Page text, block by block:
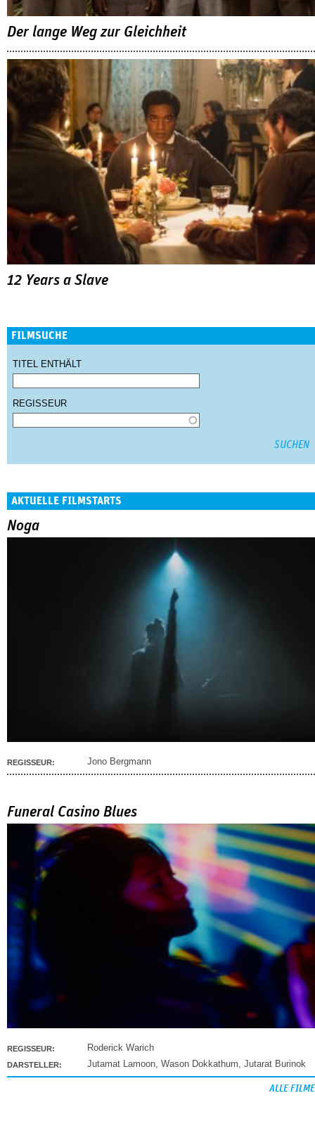
Der lange Weg zur Gleichheit
12 Years a Slave
FILMSUCHE
TITEL ENTHÄLT
REGISSEUR
AKTUELLE FILMSTARTS
Noga
REGISSEUR: Jono Bergmann
Funeral Casino Blues
REGISSEUR: Roderick Warich
DARSTELLER: Jutamat Lamoon Wason Dokkathum Jutarat Burinok
ALLE FILME